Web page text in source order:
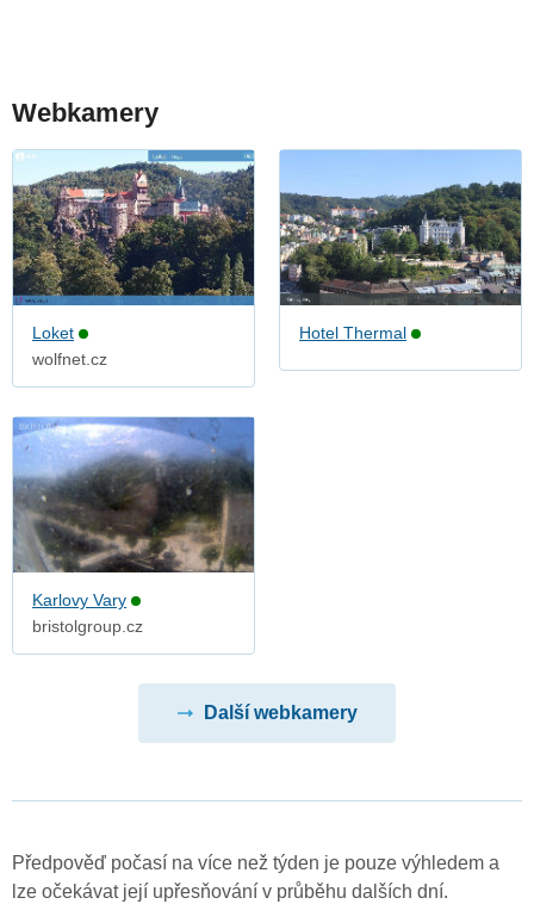
Webkamery
Loket
wolfnet.cz
Hotel Thermal
Karlovy Vary
bristolgroup.cz
Další webkamery
Předpověď počasí na více než týden je pouze výhledem a
lze očekávat její upřesňování v průběhu dalších dní.